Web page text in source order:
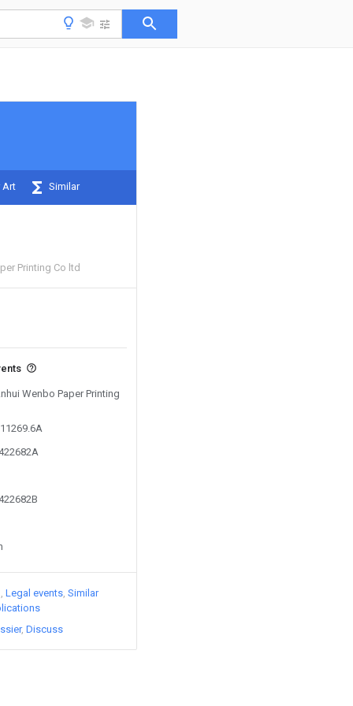
Art Similar
Printing Co ltd
Wenbo Paper Printing
Legal events Similar
Discuss